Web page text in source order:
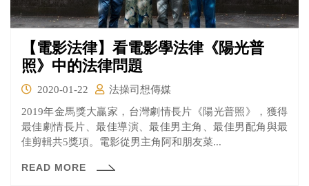
【電影法律】看電影學法律《陽光普
照》中的法律問題
2020-01-22
法操司想傳媒
2019年金馬獎大贏家，台灣劇情長片《陽光普照》，獲得
最佳劇情長片、最佳導演、最佳男主角、最佳男配角與最
佳剪輯共5獎項。電影從男主角阿和朋友菜...
READ MORE